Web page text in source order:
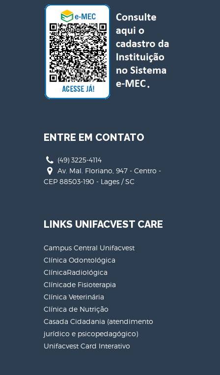
ENTRE EM CONTATO
(49) 3225-4114
Av. Mal. Floriano, 947 - Centro -
CEP 88503-190 - Lages / SC
LINKS UNIFACVEST CARE
Campus Central Unifacvest
Clínica Odontológica
ClínicaRadiológica
Clínicade Fisioterapia
Clínica Veterinária
Clínica de Nutrição
Casada Cidadania (atendimento
jurídico e psicopedagógico)
Unifacvest Card Interativo